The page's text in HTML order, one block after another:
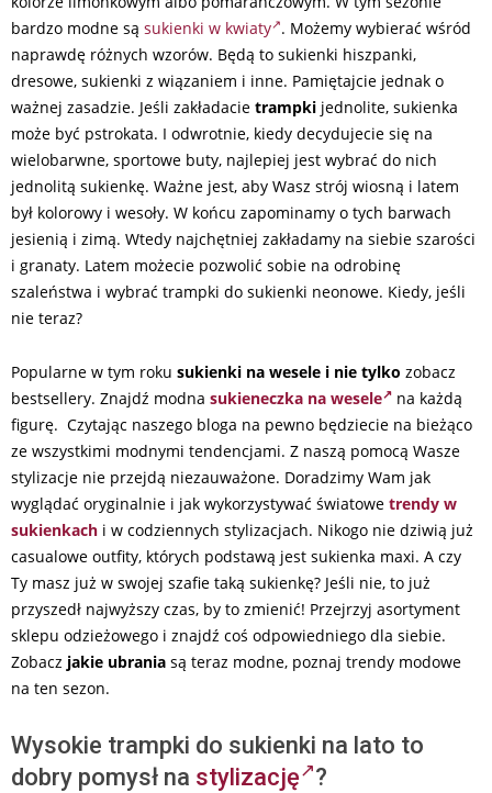
bardzo modne są sukienki w kwiaty . Możemy wybierać wśród
naprawdę różnych wzorów. Będą to sukienki hiszpanki,
dresowe, sukienki z wiązaniem i inne. Pamiętajcie jednak o
ważnej zasadzie. Jeśli zakładacie trampki jednolite, sukienka
może być pstrokata. I odwrotnie, kiedy decydujecie się na
wielobarwne, sportowe buty, najlepiej jest wybrać do nich
jednolitą sukienkę. Ważne jest, aby Wasz strój wiosną i latem
był kolorowy i wesoły. W końcu zapominamy o tych barwach
jesienią i zimą. Wtedy najchętniej zakładamy na siebie szarości
i granaty. Latem możecie pozwolić sobie na odrobinę
szaleństwa i wybrać trampki do sukienki neonowe. Kiedy, jeśli
nie teraz?
Popularne w tym roku sukienki na wesele i nie tylko zobacz
bestsellery. Znajdź modna sukieneczka na wesele
na każdą
figurę. Czytając naszego bloga na pewno będziecie na bieżąco
ze wszystkimi modnymi tendencjami. Z naszą pomocą Wasze
stylizacje nie przejdą niezauważone. Doradzimy Wam jak
wyglądać oryginalnie i jak wykorzystywać światowe trendy w
sukienkach i w codziennych stylizacjach. Nikogo nie dziwią już
casualowe outfity, których podstawą jest sukienka maxi. A czy
Ty masz już w swojej szafie taką sukienkę? Jeśli nie, to już
przyszedł najwyższy czas, by to zmienić! Przejrzyj asortyment
sklepu odzieżowego i znajdź coś odpowiedniego dla siebie.
Zobacz jakie ubrania są teraz modne, poznaj trendy modowe
na ten sezon.
Wysokie trampki do sukienki na lato to
dobry pomysł na stylizację ?